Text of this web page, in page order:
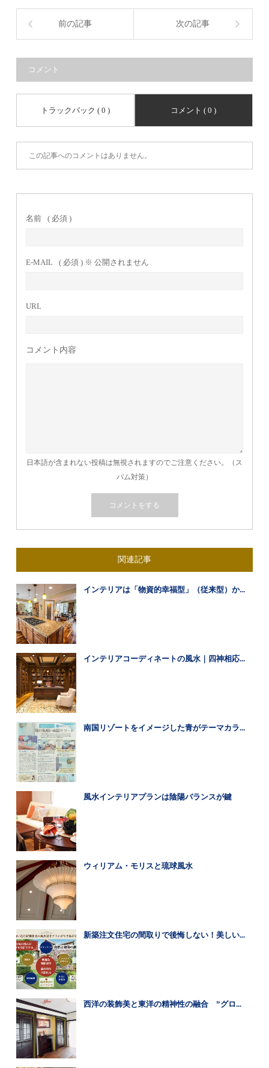
前の記事 次の記事
コメント
トラックバック ( 0 ) コメント ( 0 )
この記事へのコメントはありません。
名前 ( 必須 )
E-MAIL ( 必須 ) ※ 公開されません
URL
コメント内容
日本語が含まれない投稿は無視されますのでご注意ください。（ス
パム対策）
関連記事
インテリアは「物資的幸福型」（従来型）か...
インテリアコーディネートの風水｜四神相応...
南国リゾートをイメージした青がテーマカラ...
風水インテリアプランは陰陽バランスが鍵
ウィリアム・モリスと琉球風水
新築注文住宅の間取りで後悔しない！美しい...
西洋の装飾美と東洋の精神性の融合 ”グロ...